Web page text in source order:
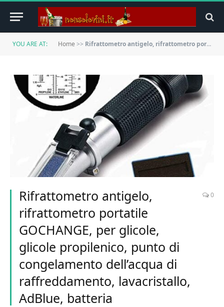
YOU ARE AT: Home >> Rifrattometro antigelo, rifrattometro portatile GOCHANGE, per glicole, glicole propilenico, punto di congelamento dell’acqua di raffreddamento, lavacristallo, AdBlue, batteria
Rifrattometro antigelo,
rifrattometro portatile
GOCHANGE, per glicole,
glicole propilenico, punto di
congelamento dell’acqua di
raffreddamento, lavacristallo,
AdBlue, batteria
0